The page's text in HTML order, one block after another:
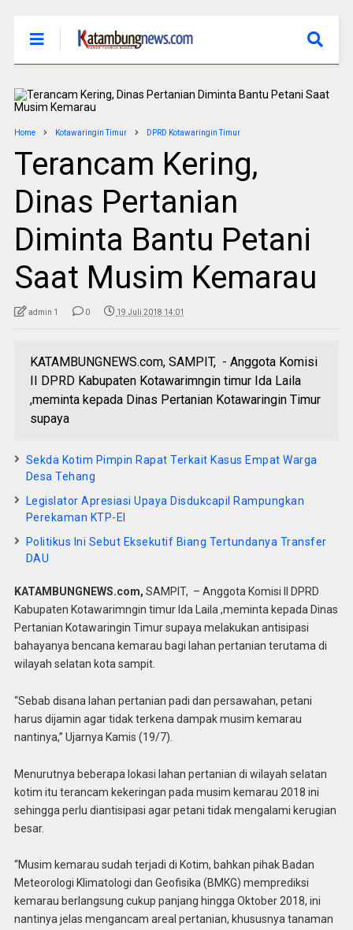
Home Kotawaringin Timur DPRD Kotawaringin Timur
Terancam Kering,
Dinas Pertanian
Diminta Bantu Petani
Saat Musim Kemarau
admin 1 0 19 Juli 2018 14:01
KATAMBUNGNEWS.com, SAMPIT, - Anggota Komisi
II DPRD Kabupaten Kotawarimngin timur Ida Laila
,meminta kepada Dinas Pertanian Kotawaringin Timur
supaya
Sekda Kotim Pimpin Rapat Terkait Kasus Empat Warga
Desa Tehang
Legislator Apresiasi Upaya Disdukcapil Rampungkan
Perekaman KTP-El
Politikus Ini Sebut Eksekutif Biang Tertundanya Transfer
DAU
KATAMBUNGNEWS.com, SAMPIT, – Anggota Komisi II DPRD
Kabupaten Kotawarimngin timur Ida Laila ,meminta kepada Dinas
Pertanian Kotawaringin Timur supaya melakukan antisipasi
bahayanya bencana kemarau bagi lahan pertanian terutama di
wilayah selatan kota sampit.
“Sebab disana lahan pertanian padi dan persawahan, petani
harus dijamin agar tidak terkena dampak musim kemarau
nantinya,” Ujarnya Kamis (19/7).
Menurutnya beberapa lokasi lahan pertanian di wilayah selatan
kotim itu terancam kekeringan pada musim kemarau 2018 ini
sehingga perlu diantisipasi agar petani tidak mengalami kerugian
besar.
“Musim kemarau sudah terjadi di Kotim, bahkan pihak Badan
Meteorologi Klimatologi dan Geofisika (BMKG) memprediksi
kemarau berlangsung cukup panjang hingga Oktober 2018, ini
nantinya jelas mengancam areal pertanian, khususnya tanaman